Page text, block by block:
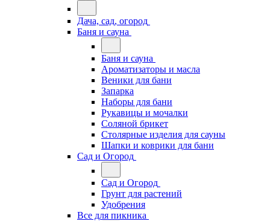
Дача, сад, огород
Баня и сауна
Баня и сауна
Ароматизаторы и масла
Веники для бани
Запарка
Наборы для бани
Рукавицы и мочалки
Соляной брикет
Столярные изделия для сауны
Шапки и коврики для бани
Сад и Огород
Сад и Огород
Грунт для растений
Удобрения
Все для пикника